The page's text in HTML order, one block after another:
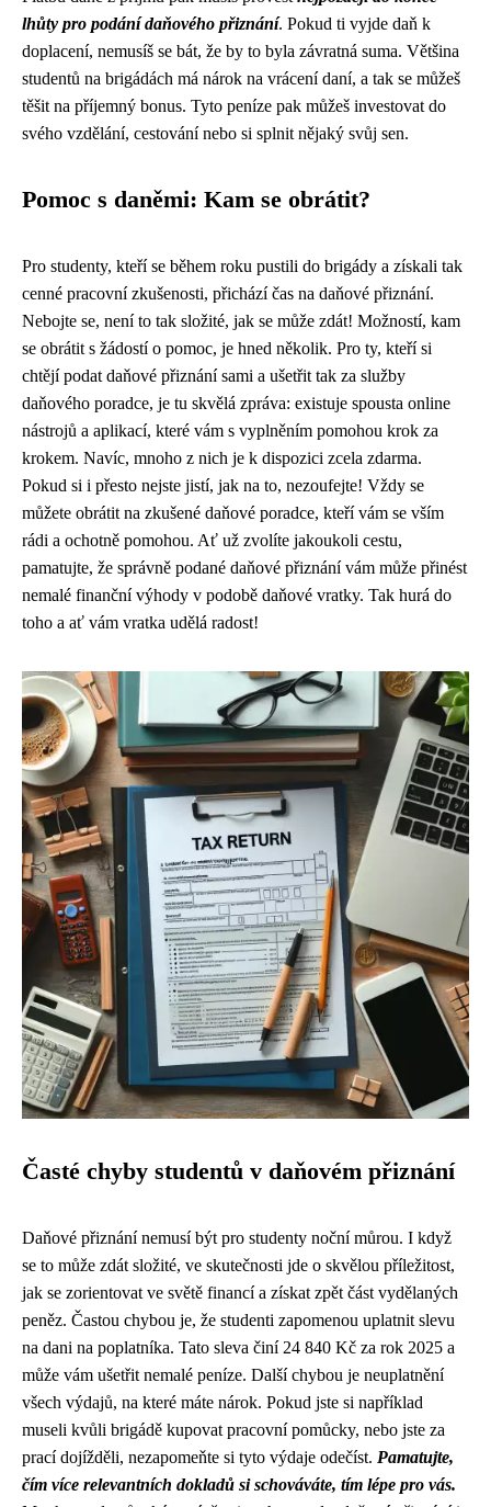
lhůty pro podání daňového přiznání. Pokud ti vyjde daň k
doplacení, nemusíš se bát, že by to byla závratná suma. Většina
studentů na brigádách má nárok na vrácení daní, a tak se můžeš
těšit na příjemný bonus. Tyto peníze pak můžeš investovat do
svého vzdělání, cestování nebo si splnit nějaký svůj sen.
Pomoc s daněmi: Kam se obrátit?
Pro studenty, kteří se během roku pustili do brigády a získali tak
cenné pracovní zkušenosti, přichází čas na daňové přiznání.
Nebojte se, není to tak složité, jak se může zdát! Možností, kam
se obrátit s žádostí o pomoc, je hned několik. Pro ty, kteří si
chtějí podat daňové přiznání sami a ušetřit tak za služby
daňového poradce, je tu skvělá zpráva: existuje spousta online
nástrojů a aplikací, které vám s vyplněním pomohou krok za
krokem. Navíc, mnoho z nich je k dispozici zcela zdarma.
Pokud si i přesto nejste jistí, jak na to, nezoufejte! Vždy se
můžete obrátit na zkušené daňové poradce, kteří vám se vším
rádi a ochotně pomohou. Ať už zvolíte jakoukoli cestu,
pamatujte, že správně podané daňové přiznání vám může přinést
nemalé finanční výhody v podobě daňové vratky. Tak hurá do
toho a ať vám vratka udělá radost!
Časté chyby studentů v daňovém přiznání
Daňové přiznání nemusí být pro studenty noční můrou. I když
se to může zdát složité, ve skutečnosti jde o skvělou příležitost,
jak se zorientovat ve světě financí a získat zpět část vydělaných
peněz. Častou chybou je, že studenti zapomenou uplatnit slevu
na dani na poplatníka. Tato sleva činí 24 840 Kč za rok 2025 a
může vám ušetřit nemalé peníze. Další chybou je neuplatnění
všech výdajů, na které máte nárok. Pokud jste si například
museli kvůli brigádě kupovat pracovní pomůcky, nebo jste za
prací dojížděli, nezapomeňte si tyto výdaje odečíst. Pamatujte,
čím více relevantních dokladů si schováváte, tím lépe pro vás.